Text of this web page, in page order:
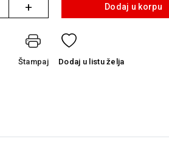
+ Dodaj u korpu
Štampaj Dodaj u listu želja